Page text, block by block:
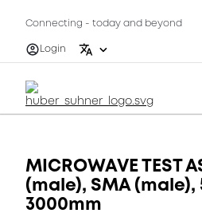
Connecting - today and beyond
Login
MICROWAVE TEST
(male), SMA (male),
3000mm